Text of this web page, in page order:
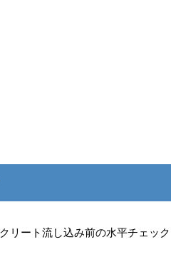
リート流し込み前の水平チェック